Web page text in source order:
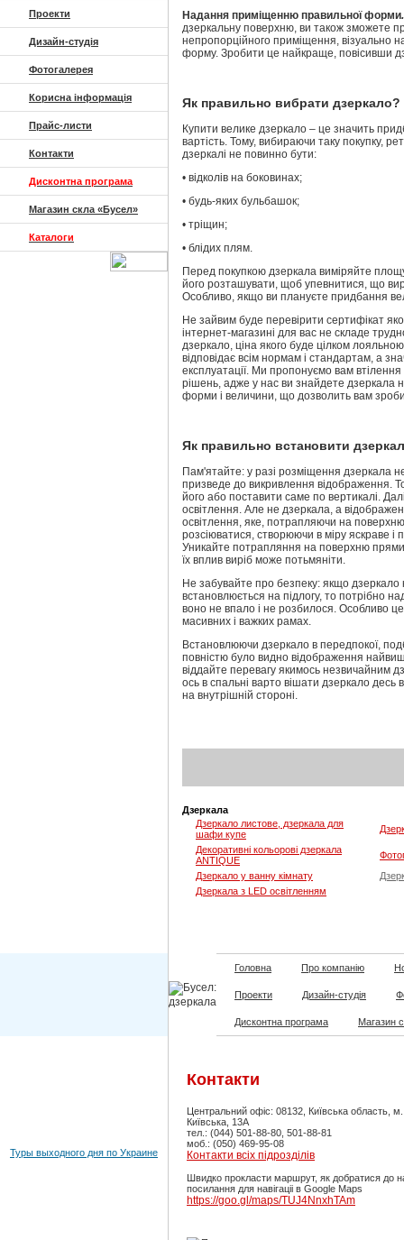
Проекти
Дизайн-студія
Фотогалерея
Корисна інформація
Прайс-листи
Контакти
Дисконтна програма
Магазин скла «Бусел»
Каталоги
Надання приміщенню правильної форми.
дзеркальну поверхню, ви також зможете
непропорційного приміщення, візуально
форму. Зробити це найкраще, повісивши
Як правильно вибрати дзеркало?
Купити велике дзеркало – це значить
вартість. Тому, вибираючи таку покупку,
дзеркалі не повинно бути:
• відколів на боковинах;
• будь-яких бульбашок;
• тріщин;
• блідих плям.
Перед покупкою дзеркала виміряйте
його розташувати, щоб упевнитися, що
Особливо, якщо ви плануєте придбання
Не зайвим буде перевірити сертифікат
інтернет-магазині для вас не складе
дзеркало, ціна якого буде цілком
відповідає всім нормам і стандартам, а
експлуатації. Ми пропонуємо вам
рішень, адже у нас ви знайдете дзеркала
форми і величини, що дозволить вам
Як правильно встановити
Пам'ятайте: у разі розміщення дзеркала
призведе до викривлення відображення.
його або поставити саме по вертикалі.
освітлення. Але не дзеркала, а
освітлення, яке, потрапляючи на
розсіюватися, створюючи в міру яскраве і
Уникайте потрапляння на поверхню
їх вплив виріб може потьмяніти.
Не забувайте про безпеку: якщо дзеркало
встановлюється на підлогу, то потрібно
воно не впало і не розбилося. Особливо
масивних і важких рамах.
Встановлюючи дзеркало в передпокої,
повністю було видно відображення
віддайте перевагу якимось незвичайним
ось в спальні варто вішати дзеркало десь
на внутрішній стороні.
Дзеркала
Дзеркало листове, дзеркала для
шафи купе
Декоративні кольорові дзеркала
ANTIQUE
Дзеркало у ванну кімнату
Дзеркала з LED освітленням
Головна Про компанію
Проекти Дизайн-студія
Дисконтна програма Магазин
Туры выходного дня по Украине
Контакти
Центральний офіс: 08132, Київська область,
Київська, 13А
тел.: (044) 501-88-80, 501-88-81
моб.: (050) 469-95-08
Контакти всіх підрозділів
Швидко прокласти маршрут, як добратися до
посилання для навігаціі в Google Maps
https://goo.gl/maps/TUJ4NnxhTAm